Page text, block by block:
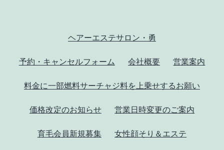
ヘアーエステサロン・勇
予約・キャンセルフォーム 会社概要 営業案内
料金に一部燃料サーチャジ料を上乗せするお願い
価格改定のお知らせ 営業日時変更のご案内
育毛会員新規募集 女性顔そり＆エステ